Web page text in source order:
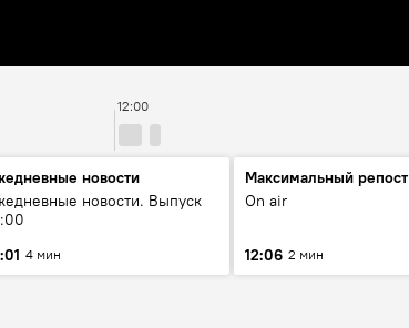
12:00
новости
новости. Выпуск
4 мин
Максимальный репост
On air
12:06 2 мин